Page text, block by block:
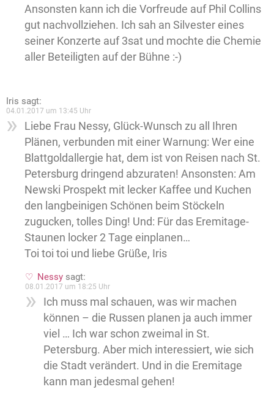
Ansonsten kann ich die Vorfreude auf Phil Collins
gut nachvollziehen. Ich sah an Silvester eines
seiner Konzerte auf 3sat und mochte die Chemie
aller Beteiligten auf der Bühne :-)
Iris sagt:
04.01.2017 um 13:45 Uhr
Liebe Frau Nessy, Glück-Wunsch zu all Ihren
Plänen, verbunden mit einer Warnung: Wer eine
Blattgoldallergie hat, dem ist von Reisen nach St.
Petersburg dringend abzuraten! Ansonsten: Am
Newski Prospekt mit lecker Kaffee und Kuchen
den langbeinigen Schönen beim Stöckeln
zugucken, tolles Ding! Und: Für das Eremitage-
Staunen locker 2 Tage einplanen…
Toi toi toi und liebe Grüße, Iris
Nessy sagt:
08.01.2017 um 18:25 Uhr
Ich muss mal schauen, was wir machen
können – die Russen planen ja auch immer
viel … Ich war schon zweimal in St.
Petersburg. Aber mich interessiert, wie sich
die Stadt verändert. Und in die Eremitage
kann man jedesmal gehen!